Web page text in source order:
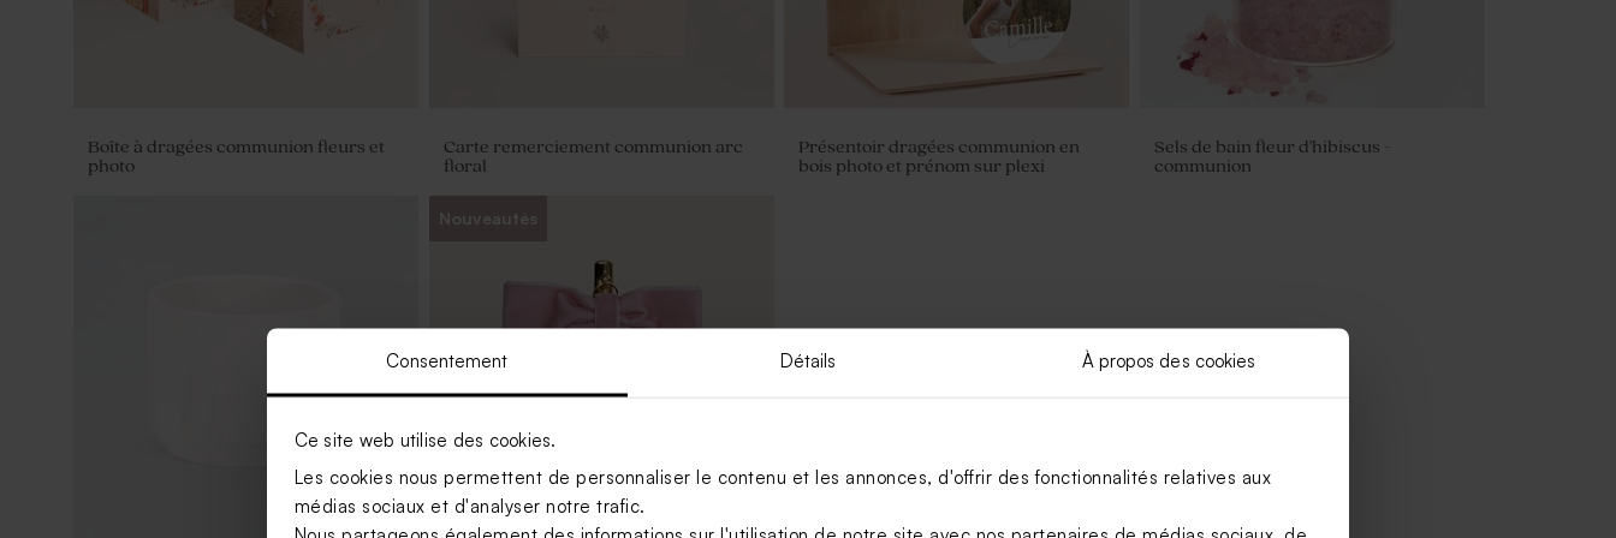
Consentement Détails À propos des cookies
Ce site web utilise des cookies.
Les cookies nous permettent de personnaliser le contenu et les annonces, d'offrir des fonctionnalités relatives aux
médias sociaux et d'analyser notre trafic.
Boîte à dragées communion fleurs et
photo
Carte remerciement communion arc
floral
Présentoir dragées communion en
bois photo et prénom sur plexi
Sels de bain fleur d'hibiscus -
communion
Nouveautés